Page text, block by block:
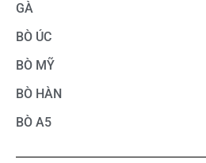
GÀ
BÒ ÚC
BÒ MỸ
BÒ HÀN
BÒ A5